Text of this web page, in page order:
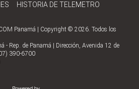
HISTORIA DE TELEMETRO
Panamá | Copyright © 2026. Todos los
- Rep. de Panamá | Dirección, Avenida 12 de
390-6700